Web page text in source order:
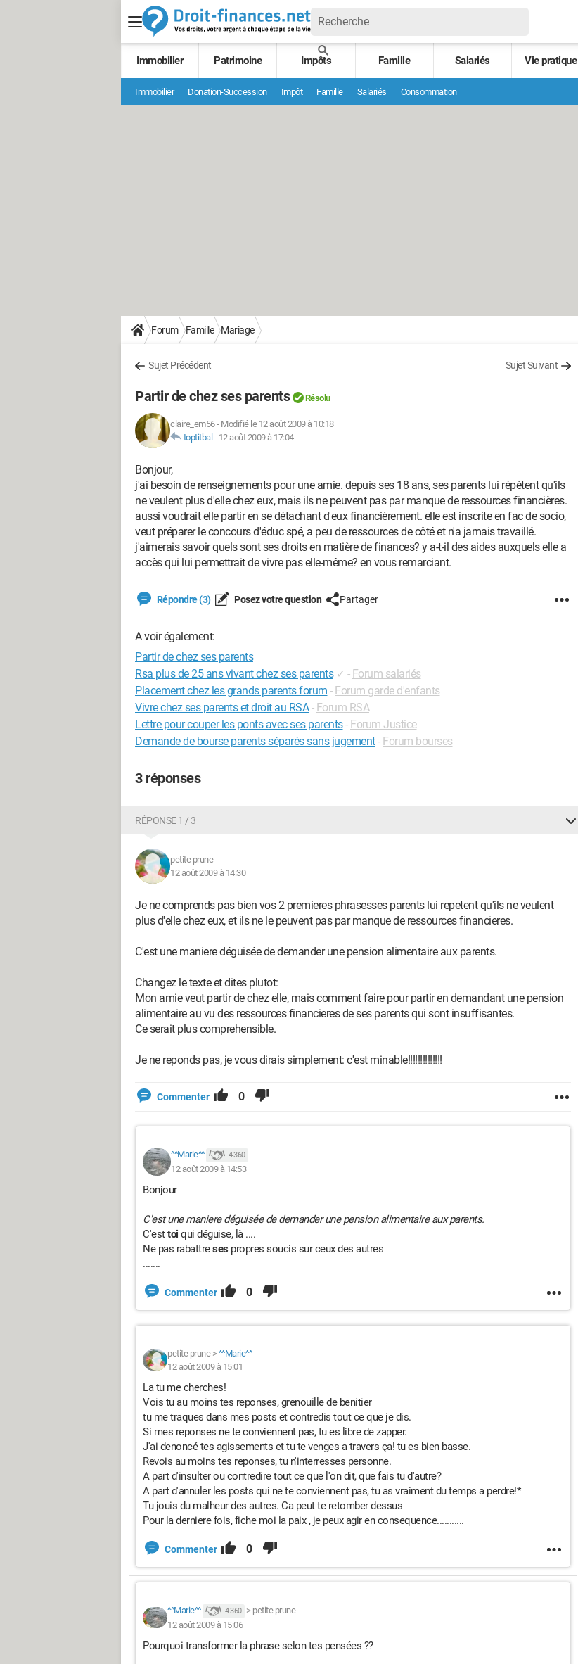
Immobilier Patrimoine Impôts Famille Salariés Vie pratique
Immobilier Donation-Succession Impôt Famille Salariés Consommation
Forum Famille Mariage
Sujet Précédent Sujet Suivant
Partir de chez ses parents Résolu
claire_em56- Modifié le 12 août 2009 à 10:18
toptitbal - 12 août 2009 à 17:04
Bonjour,
j'ai besoin de renseignements pour une amie. depuis ses 18 ans, ses parents lui répètent qu'ils
ne veulent plus d'elle chez eux, mais ils ne peuvent pas par manque de ressources financières.
aussi voudrait elle partir en se détachant d'eux financièrement. elle est inscrite en fac de socio,
veut préparer le concours d'éduc spé, a peu de ressources de côté et n'a jamais travaillé.
j'aimerais savoir quels sont ses droits en matière de finances? y a-t-il des aides auxquels elle a
accès qui lui permettrait de vivre pas elle-même? en vous remarciant.
Répondre (3) Posez votre question Partager
A voir également:
Partir de chez ses parents
Rsa plus de 25 ans vivant chez ses parents ✓ - Forum salariés
Placement chez les grands parents forum - Forum garde d'enfants
Vivre chez ses parents et droit au RSA - Forum RSA
Lettre pour couper les ponts avec ses parents- Forum Justice
Demande de bourse parents séparés sans jugement- Forum bourses
3 réponses
RÉPONSE 1 / 3
petite prune
12 août 2009 à 14:30
Je ne comprends pas bien vos 2 premieres phrasesses parents lui repetent qu'ils ne veulent
plus d'elle chez eux, et ils ne le peuvent pas par manque de ressources financieres.
C'est une maniere déguisée de demander une pension alimentaire aux parents.
Changez le texte et dites plutot:
Mon amie veut partir de chez elle, mais comment faire pour partir en demandant une pension
alimentaire au vu des ressources financieres de ses parents qui sont insuffisantes.
Ce serait plus comprehensible.
Je ne reponds pas, je vous dirais simplement: c'est minable!!!!!!!!!!!!!!
Commenter 0
^^Marie^^ 4 360
12 août 2009 à 14:53
Bonjour
C'est une maniere déguisée de demander une pension alimentaire aux parents.
C'esttoi qui déguise, là ....
Ne pas rabattreses propres soucis sur ceux des autres
.......
Commenter 0
petite prune> ^^Marie^^
12 août 2009 à 15:01
La tu me cherches!
Vois tu au moins tes reponses, grenouille de benitier
tu me traques dans mes posts et contredis tout ce que je dis.
Si mes reponses ne te conviennent pas, tu es libre de zapper.
J'ai denoncé tes agissements et tu te venges a travers ça! tu es bien basse.
Revois au moins tes reponses, tu n'interresses personne.
A part d'insulter ou contredire tout ce que l'on dit, que fais tu d'autre?
A part d'annuler les posts qui ne te conviennent pas, tu as vraiment du temps a perdre!*
Tu jouis du malheur des autres. Ca peut te retomber dessus
Pour la derniere fois, fiche moi la paix , je peux agir en consequence...........
Commenter 0
^^Marie^^ 4 360 > petite prune
12 août 2009 à 15:06
Pourquoi transformer la phrase selon tes pensées ??